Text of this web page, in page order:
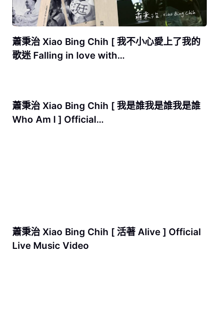
蕭秉治 Xiao Bing Chih [ 我不小心愛上了我的
歌迷 Falling in love with…
蕭秉治 Xiao Bing Chih [ 我是誰我是誰我是誰
Who Am I ] Official…
蕭秉治 Xiao Bing Chih [ 活著 Alive ] Official
Live Music Video